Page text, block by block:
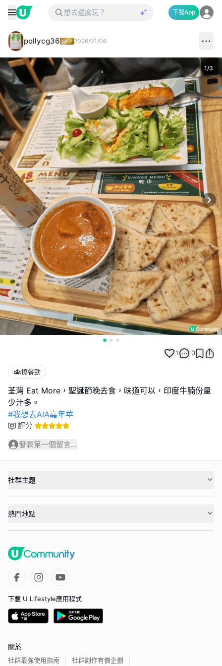
下載App
pollycg36 2026/01/06
1/3
1 0
擦餐勁
荃灣 Eat More，聖誕節晚去食，味道可以，印度牛腩份量
#我想去AIA嘉年華
評分
發表第一個留言...
社群主題
熱門地點
下載 U Lifestyle應用程式
關於
社群最強使用指南 社群創作有價企劃